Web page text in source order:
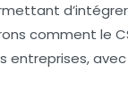
comment le